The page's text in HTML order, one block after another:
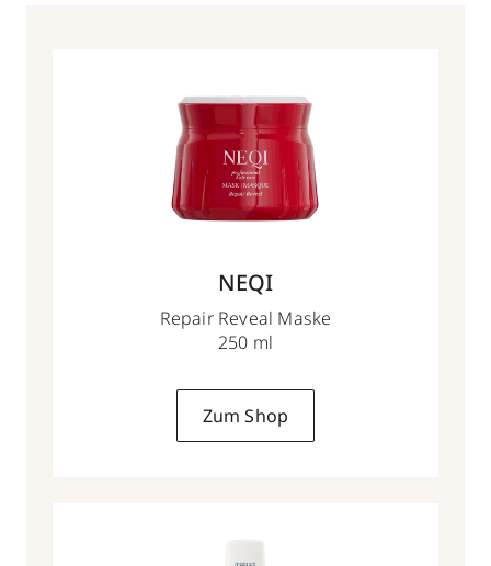
NEQI
Repair Reveal Maske
250 ml
Zum Shop